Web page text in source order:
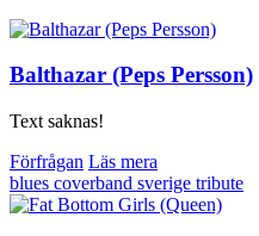
Balthazar (Peps Persson)
Text saknas!
Förfrågan Läs mera
blues coverband sverige tribute